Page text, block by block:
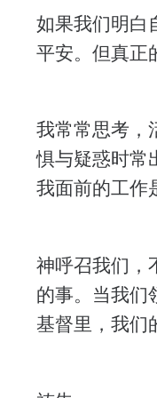
如果我们明白
平安。但真正
我常常思考，
惧与疑惑时常
我面前的工作
神呼召我们，
的事。当我们
基督里，我们